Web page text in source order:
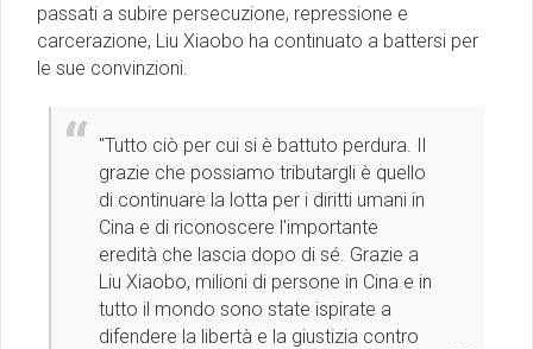
passati a subire persecuzione, repressione e
carcerazione, Liu Xiaobo ha continuato a battersi per
le sue convinzioni.
"Tutto ciò per cui si è battuto perdura. Il
grazie che possiamo tributargli è quello
di continuare la lotta per i diritti umani in
Cina e di riconoscere l'importante
eredità che lascia dopo di sé. Grazie a
Liu Xiaobo, milioni di persone in Cina e in
tutto il mondo sono state ispirate a
difendere la libertà e la giustizia contro